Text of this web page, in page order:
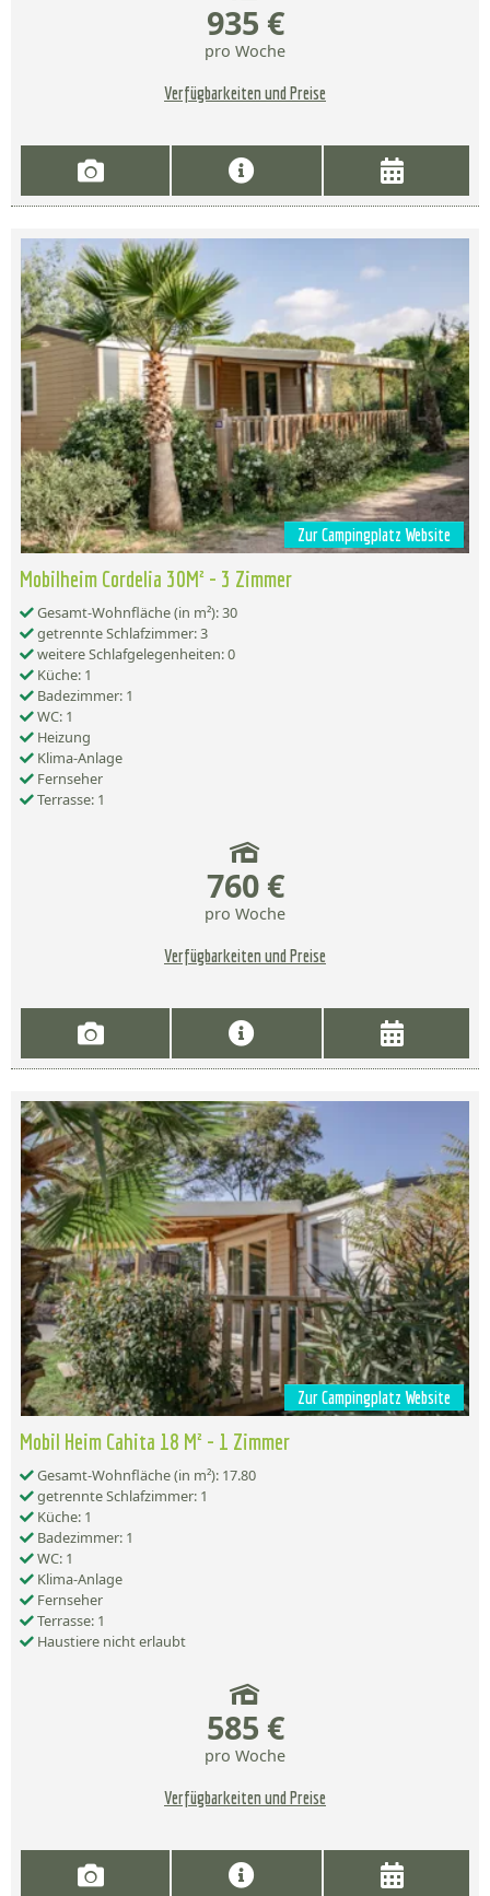
935 €
pro Woche
Verfügbarkeiten und Preise
Zur Campingplatz Website
Mobilheim Cordelia 30M² - 3 Zimmer
Gesamt-Wohnfläche (in m²): 30
getrennte Schlafzimmer: 3
weitere Schlafgelegenheiten: 0
Küche: 1
Badezimmer: 1
WC: 1
Heizung
Klima-Anlage
Fernseher
Terrasse: 1
760 €
pro Woche
Verfügbarkeiten und Preise
Zur Campingplatz Website
Mobil Heim Cahita 18 M² - 1 Zimmer
Gesamt-Wohnfläche (in m²): 17.80
getrennte Schlafzimmer: 1
Küche: 1
Badezimmer: 1
WC: 1
Klima-Anlage
Fernseher
Terrasse: 1
Haustiere nicht erlaubt
585 €
pro Woche
Verfügbarkeiten und Preise